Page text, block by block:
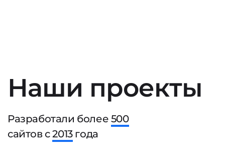
Наши проекты
Разработали более 500
сайтов с2013года